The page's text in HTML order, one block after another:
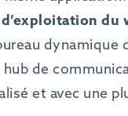
d’exploitation du
de
et avec une